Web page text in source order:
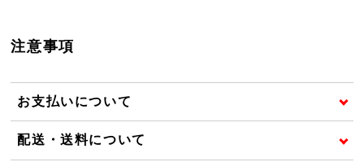
注意事項
お支払いについて
配送・送料について